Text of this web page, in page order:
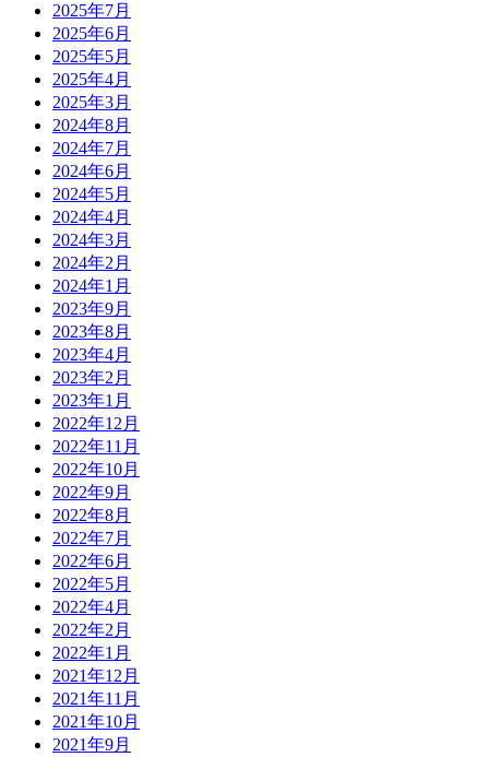
2025年7月
2025年6月
2025年5月
2025年4月
2025年3月
2024年8月
2024年7月
2024年6月
2024年5月
2024年4月
2024年3月
2024年2月
2024年1月
2023年9月
2023年8月
2023年4月
2023年2月
2023年1月
2022年12月
2022年11月
2022年10月
2022年9月
2022年8月
2022年7月
2022年6月
2022年5月
2022年4月
2022年2月
2022年1月
2021年12月
2021年11月
2021年10月
2021年9月